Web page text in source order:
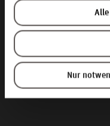
Alle
Nur